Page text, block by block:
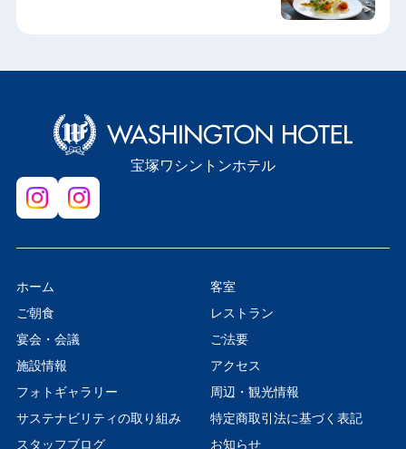
宝塚ワシントンホテル
ホーム
客室
ご朝食
レストラン
宴会・会議
ご法要
施設情報
アクセス
フォトギャラリー
周辺・観光情報
サステナビリティの取り組み
特定商取引法に基づく表記
スタッフブログ
お知らせ